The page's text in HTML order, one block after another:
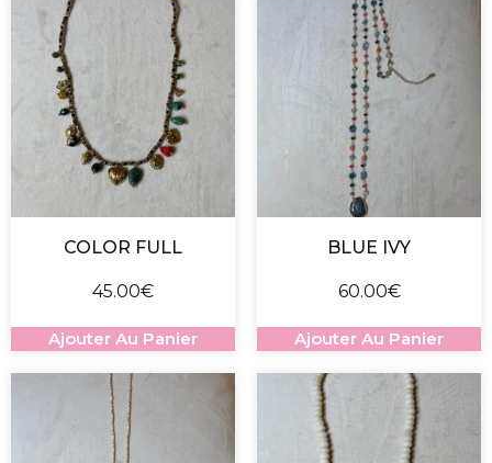
COLOR FULL
45.00€
Ajouter Au Panier
BLUE IVY
60.00€
Ajouter Au Panier